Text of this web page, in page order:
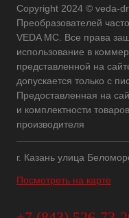
Copyright 2024 © veda-
Преобразователей
VEDA MC. Все права
использование в
представленной на
допускается только с
Предоставленная на
и комплектности
производителя
г. Казань улица
Посмотреть на карте